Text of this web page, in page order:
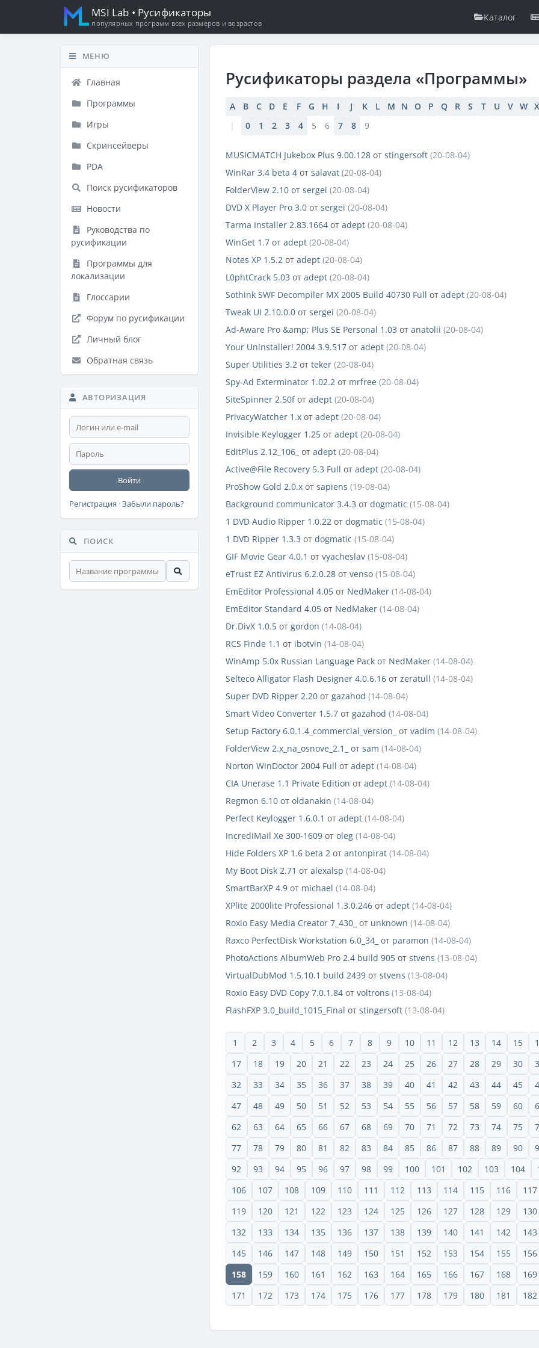
MSI Lab • Русификаторы
популярных программ всех размеров и возрастов
Каталог
МЕНЮ
Главная
Программы
Игры
Скринсейверы
PDA
Поиск русификаторов
Новости
Руководства по
русификации
Программы для
локализации
Глоссарии
Форум по русификации
Личный блог
Обратная связь
АВТОРИЗАЦИЯ
Войти
Регистрация ·Забыли пароль?
ПОИСК
Русификаторы раздела «Программы»
A B C D E F G H I J K L M N O P Q R S T U V W X
|
0 1 2 3 4 5 6 7 8 9
MUSICMATCH Jukebox Plus 9.00.128 от stingersoft (20-08-04)
WinRar 3.4 beta 4 от salavat (20-08-04)
FolderView 2.10 от sergei (20-08-04)
DVD X Player Pro 3.0 от sergei (20-08-04)
Tarma Installer 2.83.1664 от adept (20-08-04)
WinGet 1.7 от adept (20-08-04)
Notes XP 1.5.2 от adept (20-08-04)
L0phtCrack 5.03 от adept (20-08-04)
Sothink SWF Decompiler MX 2005 Build 40730 Full от adept (20-08-04)
Tweak UI 2.10.0.0 от sergei (20-08-04)
Ad-Aware Pro &amp; Plus SE Personal 1.03 от anatolii (20-08-04)
Your Uninstaller! 2004 3.9.517 от adept (20-08-04)
Super Utilities 3.2 от teker (20-08-04)
Spy-Ad Exterminator 1.02.2 от mrfree (20-08-04)
SiteSpinner 2.50fот adept (20-08-04)
PrivacyWatcher 1.x от adept (20-08-04)
Invisible Keylogger 1.25 от adept (20-08-04)
EditPlus 2.12_106_ от adept (20-08-04)
Active@File Recovery 5.3 Full от adept (20-08-04)
ProShow Gold 2.0.x от sapiens (19-08-04)
Background communicator 3.4.3 от dogmatic (15-08-04)
1 DVD Audio Ripper 1.0.22 от dogmatic (15-08-04)
1 DVD Ripper 1.3.3 от dogmatic (15-08-04)
GIF Movie Gear 4.0.1 от vyacheslav (15-08-04)
eTrust EZ Antivirus 6.2.0.28 от venso (15-08-04)
EmEditor Professional 4.05 от NedMaker (14-08-04)
EmEditor Standard 4.05 от NedMaker (14-08-04)
Dr.DivX 1.0.5 от gordon (14-08-04)
RCS Finde 1.1 от ibotvin (14-08-04)
WinAmp 5.0x Russian Language Pack от NedMaker (14-08-04)
Selteco Alligator Flash Designer 4.0.6.16 от zeratull (14-08-04)
Super DVD Ripper 2.20 от gazahod (14-08-04)
Smart Video Converter 1.5.7 от gazahod (14-08-04)
Setup Factory 6.0.1.4_commercial_version_ от vadim (14-08-04)
FolderView 2.x_na_osnove_2.1_
от sam (14-08-04)
Norton WinDoctor 2004 Full от adept (14-08-04)
CIA Unerase 1.1 Private Edition от adept (14-08-04)
Regmon 6.10 от oldanakin (14-08-04)
Perfect Keylogger 1.6.0.1 от adept (14-08-04)
IncrediMail Xe 300-1609 от oleg (14-08-04)
Hide Folders XP 1.6 beta 2 от antonpirat (14-08-04)
My Boot Disk 2.71 от alexalsp (14-08-04)
SmartBarXP 4.9 от michael (14-08-04)
XPlite 2000lite Professional 1.3.0.246 от adept (14-08-04)
Roxio Easy Media Creator 7_430_ от unknown (14-08-04)
Raxco PerfectDisk Workstation 6.0_34_ от paramon (14-08-04)
PhotoActions AlbumWeb Pro 2.4 build 905 от stvens (13-08-04)
VirtualDubMod 1.5.10.1 build 2439 от stvens (13-08-04)
Roxio Easy DVD Copy 7.0.1.84 от voltrons (13-08-04)
FlashFXP 3.0_build_1015_Final от stingersoft (13-08-04)
1 2 3 4 5 6 7 8 9 10 11 12 13 14 15
17
18 19 20 21 22 23 24 25 26 27 28 29 30
32
33 34 35 36 37 38 39 40 41 42 43 44 45
47
48 49 50 51 52 53 54 55 56 57 58 59 60
62
63 64 65 66 67 68 69 70 71 72 73 74 75
77
78 79 80 81 82 83 84 85 86 87 88 89 90
92
93 94 95 96 97 98 99 100 101 102 103 104
106
107 108 109 110 111 112 113 114 115 116 117
119
120 121 122 123 124 125 126 127 128 129 130
132
133 134 135 136 137 138 139 140 141 142 143
145
146 147 148 149 150 151 152 153 154 155 156
158
159 160 161 162 163 164 165 166 167 168 169
171
172 173 174 175 176 177 178 179 180 181 182